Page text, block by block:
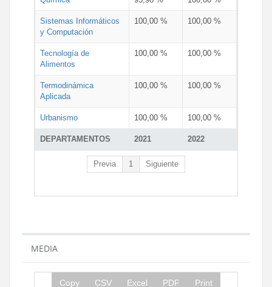
DEPARTAMENTOS 2021 2022
Sistemas Informáticos
y Computación
100,00 % 100,00 %
Tecnología de
Alimentos
100,00 % 100,00 %
Termodinámica
Aplicada
100,00 % 100,00 %
Urbanismo 100,00 % 100,00 %
Previa 1 Siguiente
MEDIA
Copy CSV Excel PDF Print